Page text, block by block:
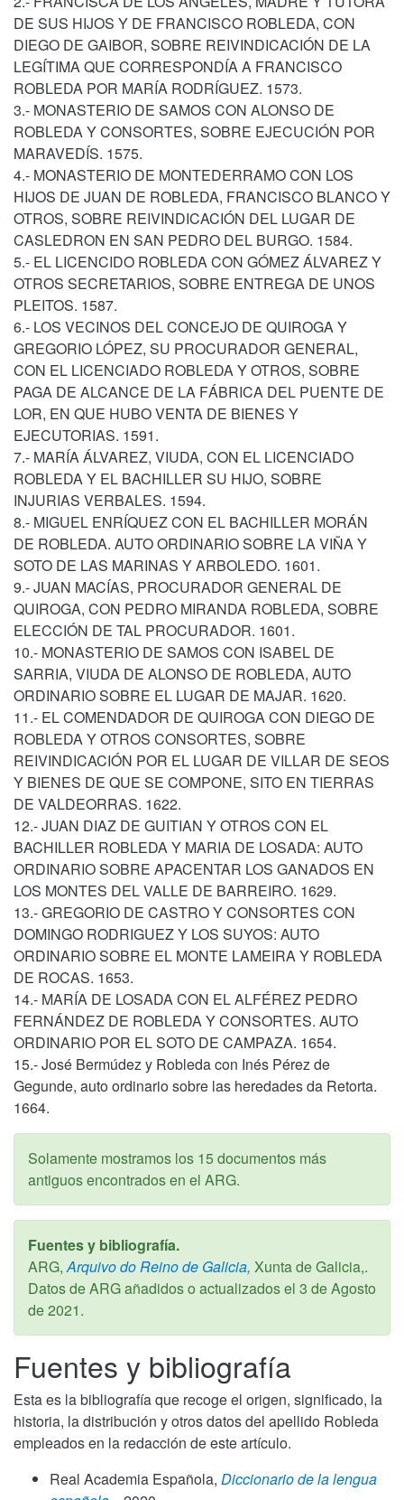
DE SUS HIJOS Y DE FRANCISCO ROBLEDA, CON
DIEGO DE GAIBOR, SOBRE REIVINDICACIÓN DE LA
LEGÍTIMA QUE CORRESPONDÍA A FRANCISCO
ROBLEDA POR MARÍA RODRÍGUEZ. 1573.
3.- MONASTERIO DE SAMOS CON ALONSO DE
ROBLEDA Y CONSORTES, SOBRE EJECUCIÓN POR
MARAVEDÍS. 1575.
4.- MONASTERIO DE MONTEDERRAMO CON LOS
HIJOS DE JUAN DE ROBLEDA, FRANCISCO BLANCO Y
OTROS, SOBRE REIVINDICACIÓN DEL LUGAR DE
CASLEDRON EN SAN PEDRO DEL BURGO. 1584.
5.- EL LICENCIDO ROBLEDA CON GÓMEZ ÁLVAREZ Y
OTROS SECRETARIOS, SOBRE ENTREGA DE UNOS
PLEITOS. 1587.
6.- LOS VECINOS DEL CONCEJO DE QUIROGA Y
GREGORIO LÓPEZ, SU PROCURADOR GENERAL,
CON EL LICENCIADO ROBLEDA Y OTROS, SOBRE
PAGA DE ALCANCE DE LA FÁBRICA DEL PUENTE DE
LOR, EN QUE HUBO VENTA DE BIENES Y
EJECUTORIAS. 1591.
7.- MARÍA ÁLVAREZ, VIUDA, CON EL LICENCIADO
ROBLEDA Y EL BACHILLER SU HIJO, SOBRE
INJURIAS VERBALES. 1594.
8.- MIGUEL ENRÍQUEZ CON EL BACHILLER MORÁN
DE ROBLEDA. AUTO ORDINARIO SOBRE LA VIÑA Y
SOTO DE LAS MARINAS Y ARBOLEDO. 1601.
9.- JUAN MACÍAS, PROCURADOR GENERAL DE
QUIROGA, CON PEDRO MIRANDA ROBLEDA, SOBRE
ELECCIÓN DE TAL PROCURADOR. 1601.
10.- MONASTERIO DE SAMOS CON ISABEL DE
SARRIA, VIUDA DE ALONSO DE ROBLEDA, AUTO
ORDINARIO SOBRE EL LUGAR DE MAJAR. 1620.
11.- EL COMENDADOR DE QUIROGA CON DIEGO DE
ROBLEDA Y OTROS CONSORTES, SOBRE
REIVINDICACIÓN POR EL LUGAR DE VILLAR DE SEOS
Y BIENES DE QUE SE COMPONE, SITO EN TIERRAS
DE VALDEORRAS. 1622.
12.- JUAN DIAZ DE GUITIAN Y OTROS CON EL
BACHILLER ROBLEDA Y MARIA DE LOSADA: AUTO
ORDINARIO SOBRE APACENTAR LOS GANADOS EN
LOS MONTES DEL VALLE DE BARREIRO. 1629.
13.- GREGORIO DE CASTRO Y CONSORTES CON
DOMINGO RODRIGUEZ Y LOS SUYOS: AUTO
ORDINARIO SOBRE EL MONTE LAMEIRA Y ROBLEDA
DE ROCAS. 1653.
14.- MARÍA DE LOSADA CON EL ALFÉREZ PEDRO
FERNÁNDEZ DE ROBLEDA Y CONSORTES. AUTO
ORDINARIO POR EL SOTO DE CAMPAZA. 1654.
15.- José Bermúdez y Robleda con Inés Pérez de
Gegunde, auto ordinario sobre las heredades da Retorta.
1664.
Solamente mostramos los 15 documentos más
antiguos encontrados en el ARG.
Fuentes y bibliografía.
ARG, Arquivo do Reino de Galicia, Xunta de Galicia,.
Datos de ARG añadidos o actualizados el 3 de Agosto
de 2021.
Fuentes y bibliografía
Esta es la bibliografía que recoge el origen, significado, la
historia, la distribución y otros datos del apellido Robleda
empleados en la redacción de este artículo.
Real Academia Española, Diccionario de la lengua